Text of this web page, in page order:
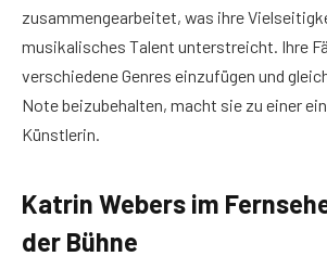
zusammengearbeitet, was ihre
musikalisches Talent unterstreicht. Ihre
verschiedene Genres einzufügen und
Note beizubehalten, macht sie zu einer
Künstlerin.
Katrin Webers im
der Bühne